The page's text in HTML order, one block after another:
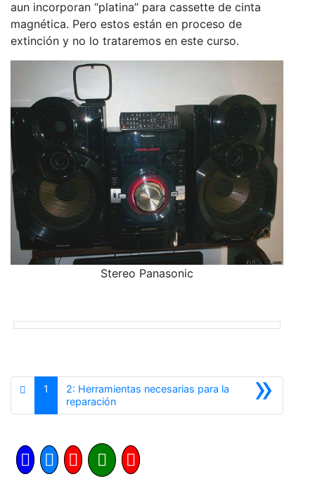
aun incorporan “platina” para cassette de cinta
magnética. Pero estos están en proceso de
extinción y no lo trataremos en este curso.
Stereo Panasonic
1 »
2: Herramientas necesarias para la
reparaciónSiguiente